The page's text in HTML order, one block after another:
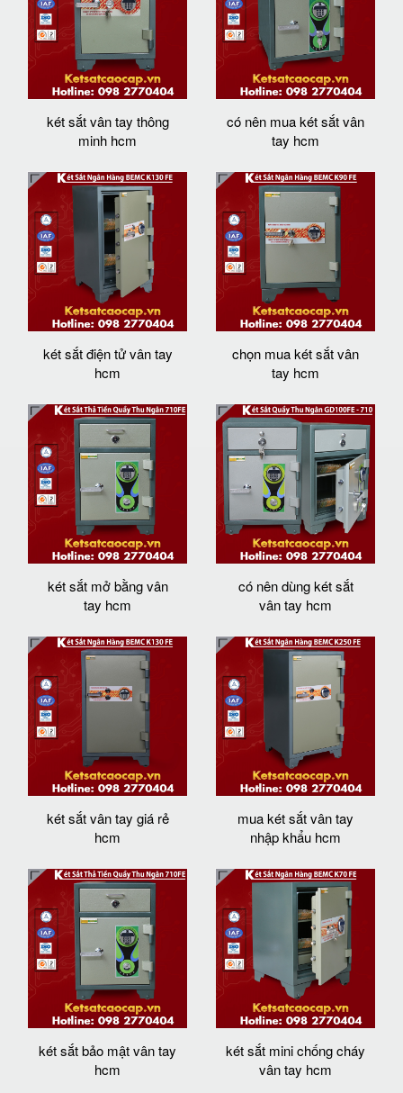
két sắt vân tay thông
minh hcm
có nên mua két sắt vân
tay hcm
két sắt điện tử vân tay
hcm
chọn mua két sắt vân
tay hcm
két sắt mở bằng vân
tay hcm
có nên dùng két sắt
vân tay hcm
két sắt vân tay giá rẻ
hcm
mua két sắt vân tay
nhập khẩu hcm
két sắt bảo mật vân tay
hcm
két sắt mini chống cháy
vân tay hcm